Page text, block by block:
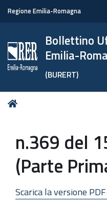
Regione Emilia-Romagna
Bollettino
Emilia-
(BURERT)
Tu
n.369 del
(Parte
Scarica la versione